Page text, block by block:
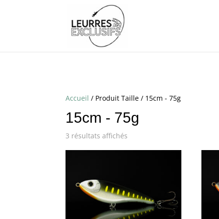
Accueil / Produit Taille / 15cm - 75g
15cm - 75g
3 résultats affichés